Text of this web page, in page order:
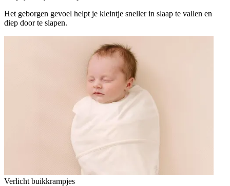
Het geborgen gevoel helpt je kleintje sneller in slaap te vallen en
diep door te slapen.
Verlicht buikkrampjes